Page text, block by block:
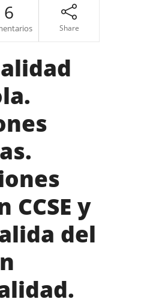
6
Share
CCSE y
del